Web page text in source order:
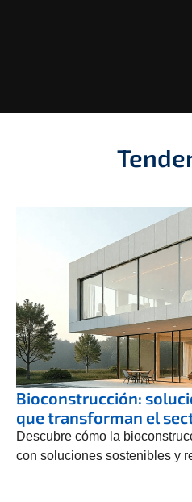
Bioconstrucción:
que transforman el
Descubre cómo la
con soluciones sostenibles y